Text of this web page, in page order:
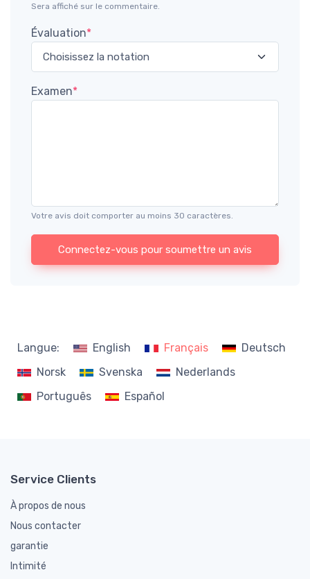
Sera affiché sur le commentaire.
Évaluation*
Examen*
Votre avis doit comporter au moins 30 caractères.
Connectez-vous pour soumettre un avis
Langue: English Français
Deutsch
Norsk
Svenska
Nederlands
Português
Español
Service Clients
À propos de nous
Nous contacter
garantie
Intimité